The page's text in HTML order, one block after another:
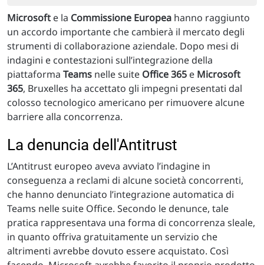
Microsoft e la Commissione Europea hanno raggiunto
un accordo importante che cambierà il mercato degli
strumenti di collaborazione aziendale. Dopo mesi di
indagini e contestazioni sull’integrazione della
piattaforma Teams nelle suite Office 365 e Microsoft
365, Bruxelles ha accettato gli impegni presentati dal
colosso tecnologico americano per rimuovere alcune
barriere alla concorrenza.
La denuncia dell'Antitrust
L’Antitrust europeo aveva avviato l’indagine in
conseguenza a reclami di alcune società concorrenti,
che hanno denunciato l’integrazione automatica di
Teams nelle suite Office. Secondo le denunce, tale
pratica rappresentava una forma di concorrenza sleale,
in quanto offriva gratuitamente un servizio che
altrimenti avrebbe dovuto essere acquistato. Così